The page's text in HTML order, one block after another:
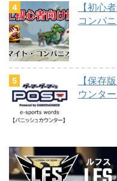
【初心
コンパ
【保存
ウンタ